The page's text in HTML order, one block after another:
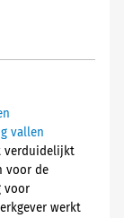
vallen
verduidelijkt
voor de
voor
werkt